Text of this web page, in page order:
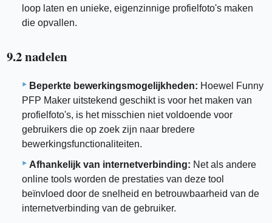
loop laten en unieke, eigenzinnige profielfoto's maken
die opvallen.
9.2 nadelen
Beperkte bewerkingsmogelijkheden: Hoewel Funny
PFP Maker uitstekend geschikt is voor het maken van
profielfoto's, is het misschien niet voldoende voor
gebruikers die op zoek zijn naar bredere
bewerkingsfunctionaliteiten.
Afhankelijk van internetverbinding: Net als andere
online tools worden de prestaties van deze tool
beïnvloed door de snelheid en betrouwbaarheid van de
internetverbinding van de gebruiker.